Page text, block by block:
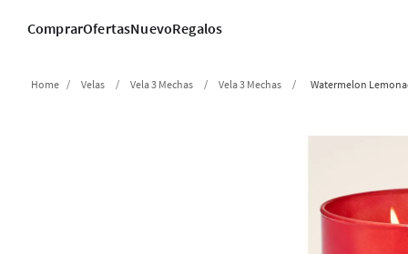
ComprarOfertasNuevoRegalos
Velas Vela 3 Mechas Vela 3 Mechas Watermelon